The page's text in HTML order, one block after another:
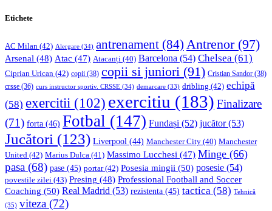
Etichete
AC Milan (42) Alergare (34) antrenament (84) Antrenor(97)
Arsenal (48) Atac (47) Atacanți (40) Barcelona (54) Chelsea (61)
Ciprian Urican (42) copii (38) copii si juniori (91) Cristian Sandor (38)
crsse (36) curs instructor sportiv. CRSSE (34) demarcare (33) dribling (42) echipă
(58) exercitii (102) exercitiu (183) Finalizare
(71) forta (46) Fotbal (147) Fundași (52) jucător(53)
Jucători (123) Liverpool (44) Manchester City (40) Manchester
United (42) Marius Dulca (41) Massimo Lucchesi (47) Minge (66)
pasa (68) pase (45) portar(42) Posesia mingii (50) posesie (54)
povestile zilei (43) Presing (48) Professional Football and Soccer
Coaching (50) Real Madrid (53) rezistenta (45) tactica (58) Tehnică
(35) viteza (72)